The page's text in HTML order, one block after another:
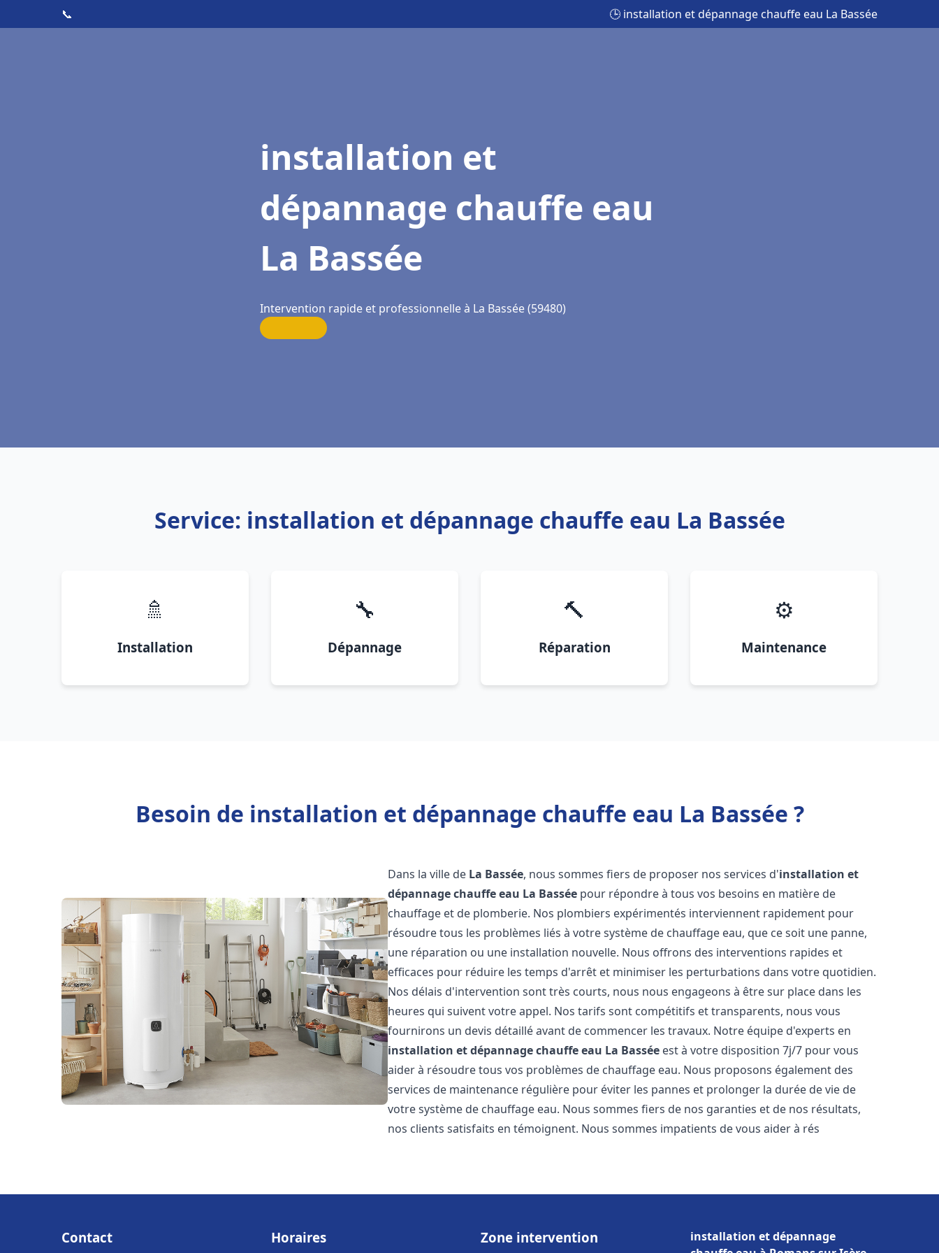
📞 🕒 installation et dépannage chauffe eau La Bassée
installation et
dépannage chauffe eau
La Bassée
Intervention rapide et professionnelle à La Bassée (59480)
Service: installation et dépannage chauffe eau La Bassée
🚿
Installation
🔧
Dépannage
🔨
Réparation
⚙️
Maintenance
Besoin de installation et dépannage chauffe eau La Bassée ?
Dans la ville de La Bassée, nous sommes fiers de proposer nos services d'installation et
dépannage chauffe eau La Bassée pour répondre à tous vos besoins en matière de
chauffage et de plomberie. Nos plombiers expérimentés interviennent rapidement pour
résoudre tous les problèmes liés à votre système de chauffage eau, que ce soit une panne,
une réparation ou une installation nouvelle. Nous offrons des interventions rapides et
efficaces pour réduire les temps d'arrêt et minimiser les perturbations dans votre quotidien.
Nos délais d'intervention sont très courts, nous nous engageons à être sur place dans les
heures qui suivent votre appel. Nos tarifs sont compétitifs et transparents, nous vous
fournirons un devis détaillé avant de commencer les travaux. Notre équipe d'experts en
installation et dépannage chauffe eau La Bassée est à votre disposition 7j/7 pour vous
aider à résoudre tous vos problèmes de chauffage eau. Nous proposons également des
services de maintenance régulière pour éviter les pannes et prolonger la durée de vie de
votre système de chauffage eau. Nous sommes fiers de nos garanties et de nos résultats,
nos clients satisfaits en témoignent. Nous sommes impatients de vous aider à rés
Contact Horaires Zone intervention
installation et dépannage